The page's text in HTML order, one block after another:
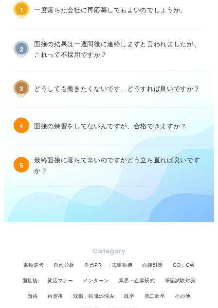
1 一度落ちた会社に再応募してもよいのでしょうか。
2
面接の結果は一週間後に連絡しますと言われましたが、
これって不採用ですか？
3 どうしても働きたくないです。どうすれば良いですか？
4 面接の練習をしてないんですが、合格できますか？
5
最終面接に落ちて辛いのですがどう立ち直れば良いです
か？
Category
書類選考 自己分析 自己PR 志望動機 面接対策 GD・GW
面接後 就活マナー インターン 業界・企業研究 筆記試験対策
資格 内定後 就職・転職の悩み 既卒 第二新卒 その他